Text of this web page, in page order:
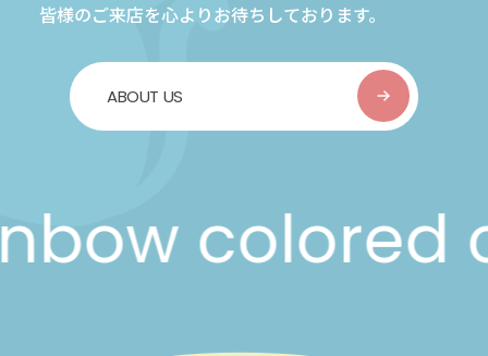
皆様のご来店を心よりお待ちしております。
ABOUT US
colored